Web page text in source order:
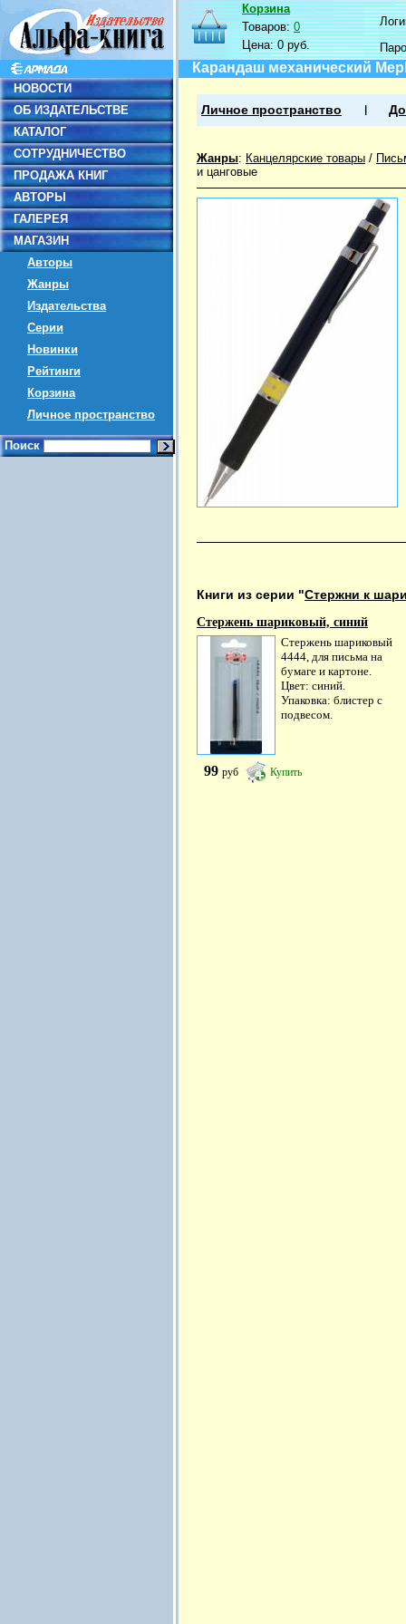
НОВОСТИ
ОБ ИЗДАТЕЛЬСТВЕ
КАТАЛОГ
СОТРУДНИЧЕСТВО
ПРОДАЖА КНИГ
АВТОРЫ
ГАЛЕРЕЯ
МАГАЗИН
Авторы
Жанры
Издательства
Серии
Новинки
Рейтинги
Корзина
Личное пространство
Поиск
Корзина
Товаров:0
Цена:0 руб.
Карандаш механический
Личное пространство
Жанры: Канцелярские товары /
и цанговые
Книги из серии "Стержни к
Стержень шариковый, синий
Стержень шариковый
4444, для письма на
бумаге и картоне.
Цвет: синий.
Упаковка: блистер с
подвесом.
99 руб Купить